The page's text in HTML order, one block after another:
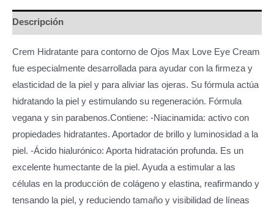
Descripción
Crem Hidratante para contorno de Ojos Max Love Eye Cream
fue especialmente desarrollada para ayudar con la firmeza y
elasticidad de la piel y para aliviar las ojeras. Su fórmula actúa
hidratando la piel y estimulando su regeneración. Fórmula
vegana y sin parabenos.Contiene: -Niacinamida: activo con
propiedades hidratantes. Aportador de brillo y luminosidad a la
piel. -Ácido hialurónico: Aporta hidratación profunda. Es un
excelente humectante de la piel. Ayuda a estimular a las
células en la producción de colágeno y elastina, reafirmando y
tensando la piel, y reduciendo tamaño y visibilidad de líneas